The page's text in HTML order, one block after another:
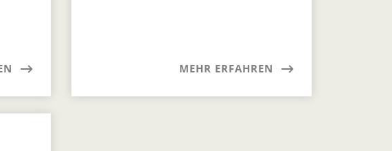
MEHR ERFAHREN